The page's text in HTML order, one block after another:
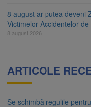
8 august ar putea deveni
Victimelor Accidentelor de
8 august 2026
ARTICOLE
Se schimbă regulile